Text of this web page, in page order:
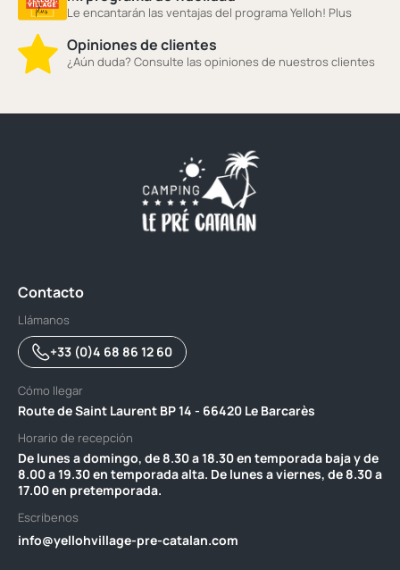
Le encantarán las ventajas del programa Yelloh! Plus
Opiniones de clientes
¿Aún duda? Consulte las opiniones de nuestros clientes
Contacto
Llámanos
+33 (0)4 68 86 12 60
Cómo llegar
Route de Saint Laurent BP 14 - 66420 Le Barcarès
Horario de recepción
De lunes a domingo, de 8.30 a 18.30 en temporada baja y de
8.00 a 19.30 en temporada alta. De lunes a viernes, de 8.30 a
17.00 en pretemporada.
Escribenos
info@yellohvillage-pre-catalan.com